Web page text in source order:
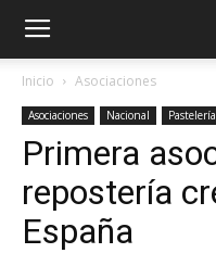
Inicio Asociaciones
Asociaciones Nacional Pastelería
Primera
repostería
España